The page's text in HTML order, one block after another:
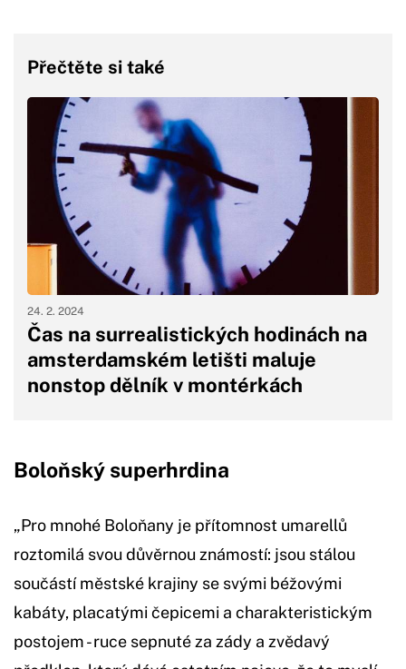
Přečtěte si také
Čas na surrealistických hodinách na
amsterdamském letišti maluje
nonstop dělník v montérkách
24. 2. 2024
Boloňský superhrdina
„Pro mnohé Boloňany je přítomnost umarellů
roztomilá svou důvěrnou známostí: jsou stálou
součástí městské krajiny se svými béžovými
kabáty, placatými čepicemi a charakteristickým
postojem - ruce sepnuté za zády a zvědavý